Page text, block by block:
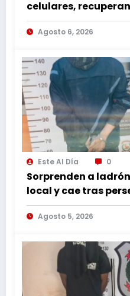
celulares,
mediante rastreo y
Agosto 6, 2026
Este Al Día 0
Sorprenden a
local y cae tras
Agosto 5, 2026